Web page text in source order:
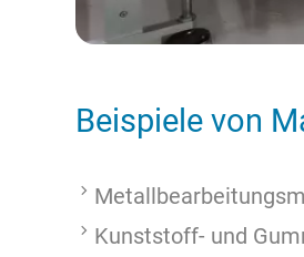
Beispiele von
Kunststoff- und